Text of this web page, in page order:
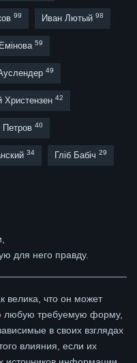
99 Иван Лютый 98
59
49
Христензен 42
Петров 40
34 Гліб Бабіч 29
для него правду.
велика, что он может
любую требуемую форму,
в своих взглядах
влияния, если их